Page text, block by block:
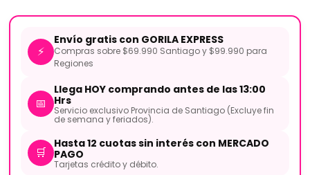
⚡
Envío gratis con GORILA EXPRESS
Compras sobre $69.990 Santiago y $99.990 para
Regiones
📅
Llega HOY comprando antes de las 13:00
Hrs
Servicio exclusivo Provincia de Santiago (Excluye fin
de semana y feriados).
🛒
Hasta 12 cuotas sin interés con MERCADO
PAGO
Tarjetas crédito y débito.